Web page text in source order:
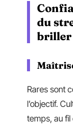
du
briller
Rares sont
l’objectif.
temps, au